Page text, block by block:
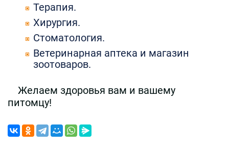
Терапия.
Хирургия.
Стоматология.
Ветеринарная аптека и магазин
зоотоваров.
Желаем здоровья вам и вашему
питомцу!